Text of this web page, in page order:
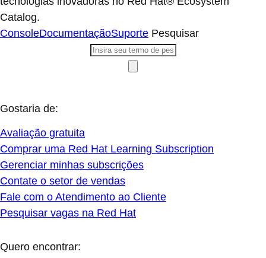
Catalog.
ConsoleDocumentaçãoSuporte Pesquisar
Gostaria de:
Avaliação gratuita
Comprar uma Red Hat Learning Subscription
Gerenciar minhas subscrições
Contate o setor de vendas
Fale com o Atendimento ao Cliente
Pesquisar vagas na Red Hat
Quero encontrar: